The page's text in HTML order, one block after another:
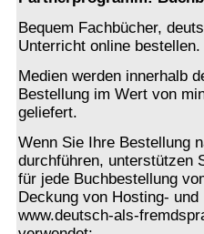
Bequem Fachbücher,
Unterricht online bestellen.
Medien werden innerhalb
Bestellung im Wert von
geliefert.
Wenn Sie Ihre Bestellung
durchführen, unterstützen
für jede Buchbestellung
Deckung von Hosting-
www.deutsch-als-